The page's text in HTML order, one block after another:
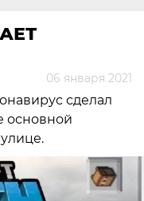
06 января 2021
сделал
основной